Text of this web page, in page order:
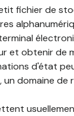
fichier de
et obtenir de
d'état
domaine de